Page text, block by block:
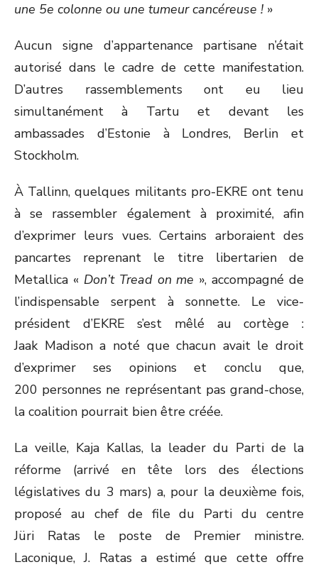
une 5e colonne ou une tumeur cancéreuse !»
Aucun signe d’appartenance partisane n’était
autorisé dans le cadre de cette manifestation.
D’autres rassemblements ont eu lieu
simultanément à Tartu et devant les
ambassades d’Estonie à Londres, Berlin et
Stockholm.
À Tallinn, quelques militants pro-EKRE ont tenu
à se rassembler également à proximité, afin
d’exprimer leurs vues. Certains arboraient des
pancartes reprenant le titre libertarien de
Metallica « Don’t Tread on me », accompagné de
l’indispensable serpent à sonnette. Le vice-
président d’EKRE s’est mêlé au cortège :
Jaak Madison a noté que chacun avait le droit
d’exprimer ses opinions et conclu que,
200 personnes ne représentant pas grand-chose,
la coalition pourrait bien être créée.
La veille, Kaja Kallas, la leader du Parti de la
réforme (arrivé en tête lors des élections
législatives du 3 mars) a, pour la deuxième fois,
proposé au chef de file du Parti du centre
Jüri Ratas le poste de Premier ministre.
Laconique, J. Ratas a estimé que cette offre